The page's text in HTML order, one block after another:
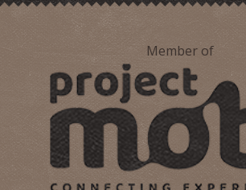
Member of